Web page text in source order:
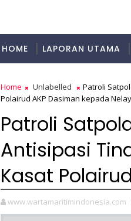
HOME LAPORAN UTAMA
Home Unlabelled
Patroli
Polairud AKP Dasiman kepada
Patroli
Antisipasi
Kasat
www.wartamaritimindonesia.com